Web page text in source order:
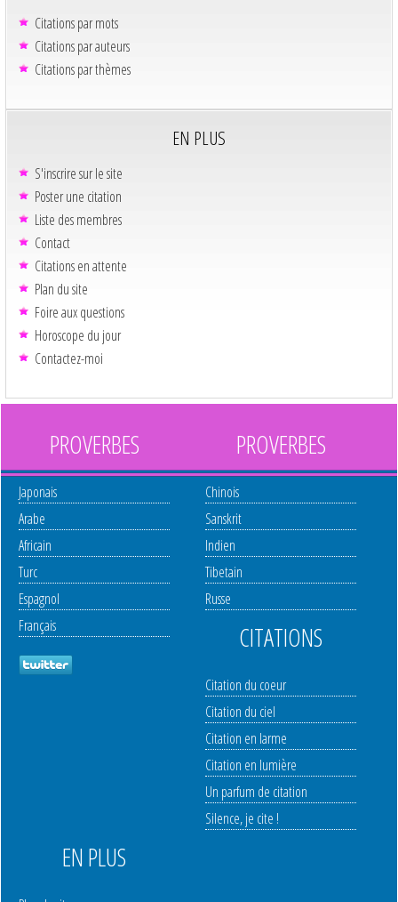
Citations par mots
Citations par auteurs
Citations par thèmes
EN PLUS
S'inscrire sur le site
Poster une citation
Liste des membres
Contact
Citations en attente
Plan du site
Foire aux questions
Horoscope du jour
Contactez-moi
PROVERBES
Japonais
Arabe
Africain
Turc
Espagnol
Français
PROVERBES
Chinois
Sanskrit
Indien
Tibetain
Russe
CITATIONS
Citation du coeur
Citation du ciel
Citation en larme
Citation en lumière
Un parfum de citation
Silence, je cite !
EN PLUS